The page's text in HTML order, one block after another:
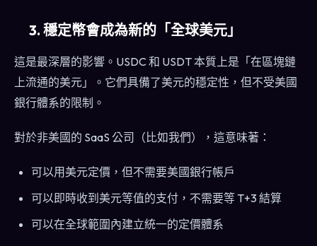
3. 穩定幣會成為新的「全球美元」
這是最深層的影響。USDC 和 USDT 本質上是「在區塊鏈
上流通的美元」。它們具備了美元的穩定性，但不受美國
銀行體系的限制。
對於非美國的 SaaS 公司（比如我們），這意味著：
可以用美元定價，但不需要美國銀行帳戶
可以即時收到美元等值的支付，不需要等 T+3 結算
可以在全球範圍內建立統一的定價體系